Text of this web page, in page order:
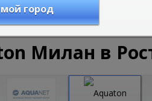
Умывальники и
Милан в
город